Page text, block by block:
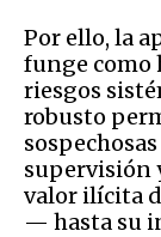
Por ello, la
funge como
riesgos
robusto
supervisión
valor ilícita
— hasta su